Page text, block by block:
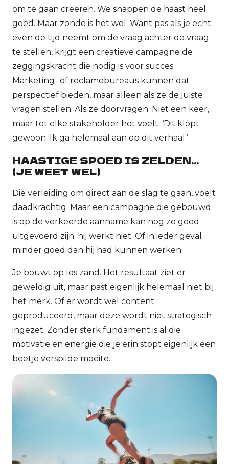
om te gaan creëren. We snappen de haast heel
goed. Maar zonde is het wel. Want pas als je echt
even de tijd neemt om de vraag achter de vraag
te stellen, krijgt een creatieve campagne de
zeggingskracht die nodig is voor succes.
Marketing- of reclamebureaus kunnen dat
perspectief bieden, maar alleen als ze de juiste
vragen stellen. Als ze doorvragen. Niet een keer,
maar tot elke stakeholder het voelt: ‘Dit klópt
gewoon. Ik ga helemaal aan op dit verhaal.’
HAASTIGE SPOED IS ZELDEN...
(JE WEET WEL)
Die verleiding om direct aan de slag te gaan, voelt
daadkrachtig. Maar een campagne die gebouwd
is op de verkeerde aanname kan nog zo goed
uitgevoerd zijn: hij werkt niet. Of in ieder geval
minder goed dan hij had kunnen werken.
Je bouwt op los zand. Het resultaat ziet er
geweldig uit, maar past eigenlijk helemaal niet bij
het merk. Of er wordt wel content
geproduceerd, maar deze wordt niet strategisch
ingezet. Zonder sterk fundament is al die
motivatie en energie die je erin stopt eigenlijk een
beetje verspilde moeite.